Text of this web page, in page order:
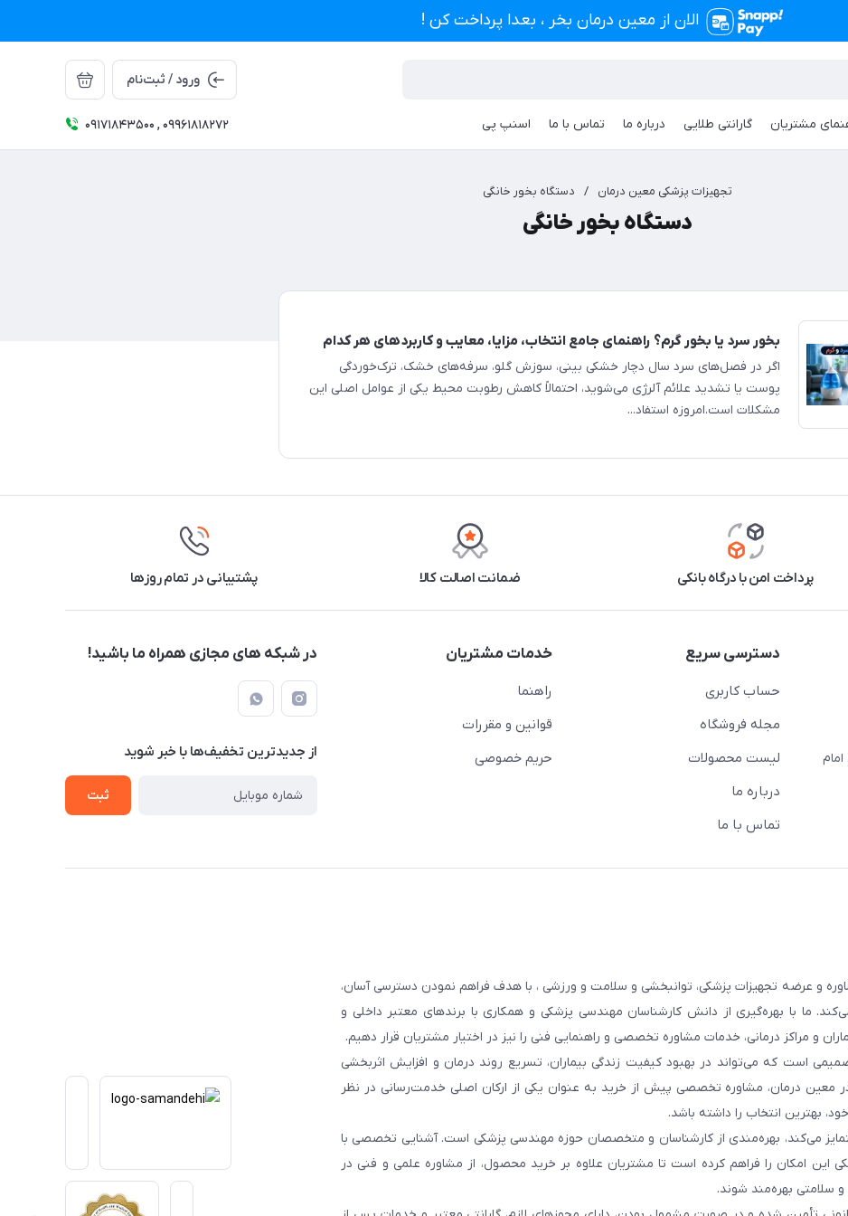
الان از معین درمان بخر ، بعدا پرداخت کن !
ورود / ثبت‌نام
مشتریان گارانتی طلایی درباره ما تماس با ما اسنپ پی 09171843500 , 09961818272
تجهیزات پزشکی معین درمان / دستگاه بخور خانگی
دستگاه بخور خانگی
بخور سرد یا بخور گرم؟ راهنمای جامع انتخاب، مزایا، معایب و کاربردهای هر کدام
اگر در فصل‌های سرد سال دچار خشکی بینی، سوزش گلو، سرفه‌های خشک، ترک‌خوردگی
پوست یا تشدید علائم آلرژی می‌شوید، احتمالاً کاهش رطوبت محیط یکی از عوامل اصلی این
مشکلات است.امروزه استفاد...
پرداخت امن با درگاه بانکی ضمانت اصالت کالا پشتیبانی در تمام روزها
دسترسی سریع
حساب کاربری
مجله فروشگاه
لیست محصولات
درباره ما
تماس با ما
خدمات مشتریان
راهنما
قوانین و مقررات
حریم خصوصی
در شبکه های مجازی همراه ما باشید!
از جدید‌ترین تخفیف‌ها با‌ خبر شوید
ثبت
و عرضه تجهیزات پزشکی، توانبخشی و سلامت و ورزشی ، با هدف فراهم نمودن دسترسی آسان،
ما با بهره‌گیری از دانش کارشناسان مهندسی پزشکی و همکاری با برندهای معتبر داخلی و
و مراکز درمانی، خدمات مشاوره تخصصی و راهنمایی فنی را نیز در اختیار مشتریان قرار دهیم.
است که می‌تواند در بهبود کیفیت زندگی بیماران، تسریع روند درمان و افزایش اثربخشی
درمان، مشاوره تخصصی پیش از خرید به عنوان یکی از ارکان اصلی خدمت‌رسانی در نظر
بهترین انتخاب را داشته باشد.
می‌کند، بهره‌مندی از کارشناسان و متخصصان حوزه مهندسی پزشکی است. آشنایی تخصصی با
این امکان را فراهم کرده است تا مشتریان علاوه بر خرید محصول، از مشاوره علمی و فنی در
سلامتی بهره‌مند شوند.